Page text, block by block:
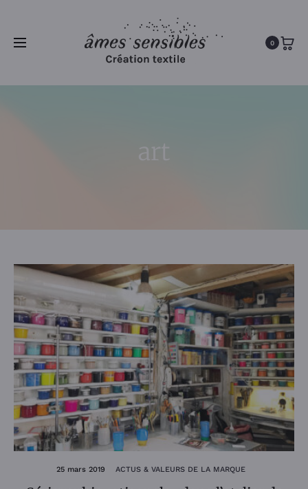
0
art
25 mars 2019 ACTUS & VALEURS DE LA MARQUE